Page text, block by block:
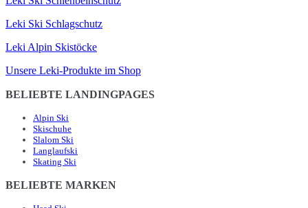
Leki Ski Schlagschutz
Leki Alpin Skistöcke
Unsere Leki-Produkte im Shop
BELIEBTE LANDINGPAGES
Alpin Ski
Skischuhe
Slalom Ski
Langlaufski
Skating Ski
BELIEBTE MARKEN